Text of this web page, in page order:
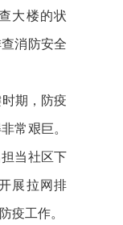
大楼的状
消防安全
期，防疫
常艰巨。
当社区下
展拉网排
疫工作。